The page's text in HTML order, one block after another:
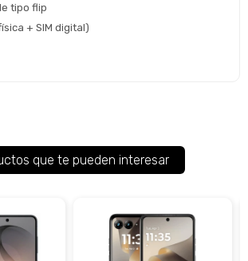
tipo flip
+ SIM digital)
que te pueden interesar